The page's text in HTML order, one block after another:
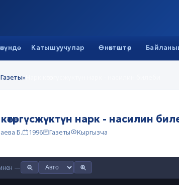
Катышуучулар Өнөктөштөр
Газеты»
нарк - насилин
Б. 1996 Газеты Кыргызча
—